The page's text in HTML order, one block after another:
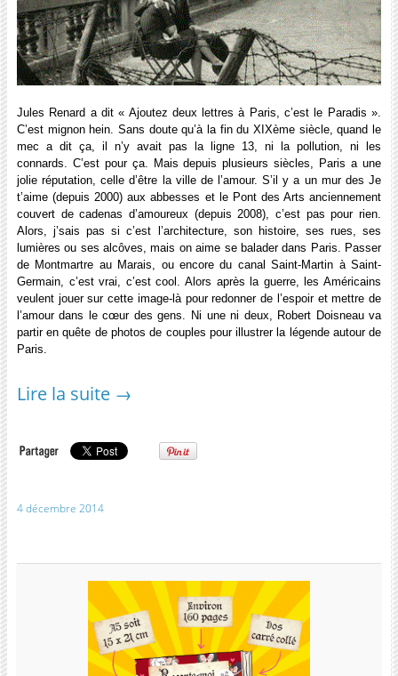
Jules Renard a dit « Ajoutez deux lettres à Paris, c’est le Paradis ».
C’est mignon hein. Sans doute qu’à la fin du XIXème siècle, quand le
mec a dit ça, il n’y avait pas la ligne 13, ni la pollution, ni les
connards. C’est pour ça. Mais depuis plusieurs siècles, Paris a une
jolie réputation, celle d’être la ville de l’amour. S’il y a un mur des Je
t’aime (depuis 2000) aux abbesses et le Pont des Arts anciennement
couvert de cadenas d’amoureux (depuis 2008), c’est pas pour rien.
Alors, j’sais pas si c’est l’architecture, son histoire, ses rues, ses
lumières ou ses alcôves, mais on aime se balader dans Paris. Passer
de Montmartre au Marais, ou encore du canal Saint-Martin à Saint-
Germain, c’est vrai, c’est cool. Alors après la guerre, les Américains
veulent jouer sur cette image-là pour redonner de l’espoir et mettre de
l’amour dans le cœur des gens. Ni une ni deux, Robert Doisneau va
partir en quête de photos de couples pour illustrer la légende autour de
Paris.
Lire la suite →
4 décembre 2014